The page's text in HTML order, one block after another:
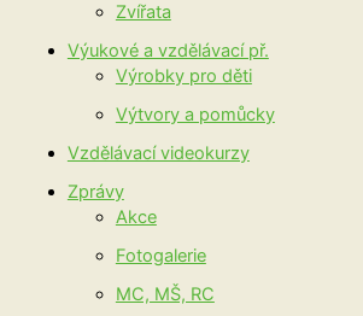
Zvířata
Výukové a vzdělávací př.
Výrobky pro děti
Výtvory a pomůcky
Vzdělávací videokurzy
Zprávy
Akce
Fotogalerie
MC, MŠ, RC